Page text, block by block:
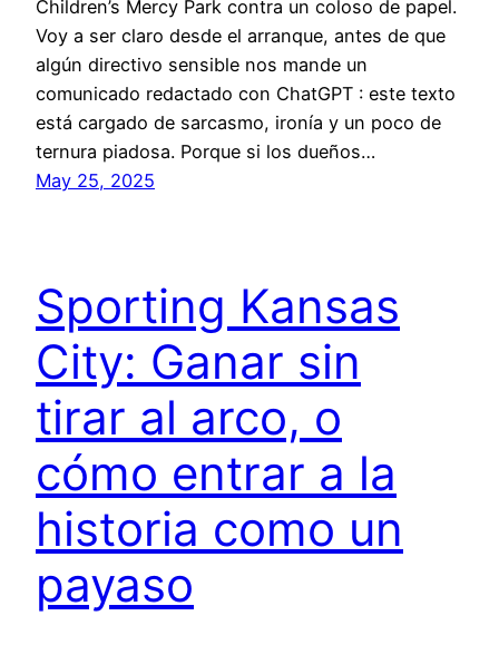
Children’s Mercy Park contra un coloso de papel.
Voy a ser claro desde el arranque, antes de que
algún directivo sensible nos mande un
comunicado redactado con ChatGPT : este texto
está cargado de sarcasmo, ironía y un poco de
ternura piadosa. Porque si los dueños…
May 25, 2025
Sporting Kansas
City: Ganar sin
tirar al arco, o
cómo entrar a la
historia como un
payaso